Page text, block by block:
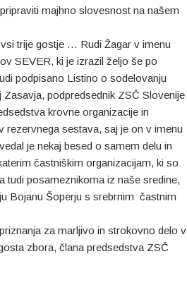
majhno slovesnost na našem
trije gostje … Rudi Žagar v imenu
SEVER, ki je izrazil željo še po
podpisano Listino o sodelovanju
podpredsednik ZSČ Slovenije
krovne organizacije in
rezervnega sestava, saj je on v imenu
je nekaj besed o samem delu in
častniškim organizacijam, ki so
tudi posameznikoma iz naše sredine,
Bojanu Šoperju s srebrnim častnim
za marljivo in strokovno delo v
zbora, člana predsedstva ZSČ